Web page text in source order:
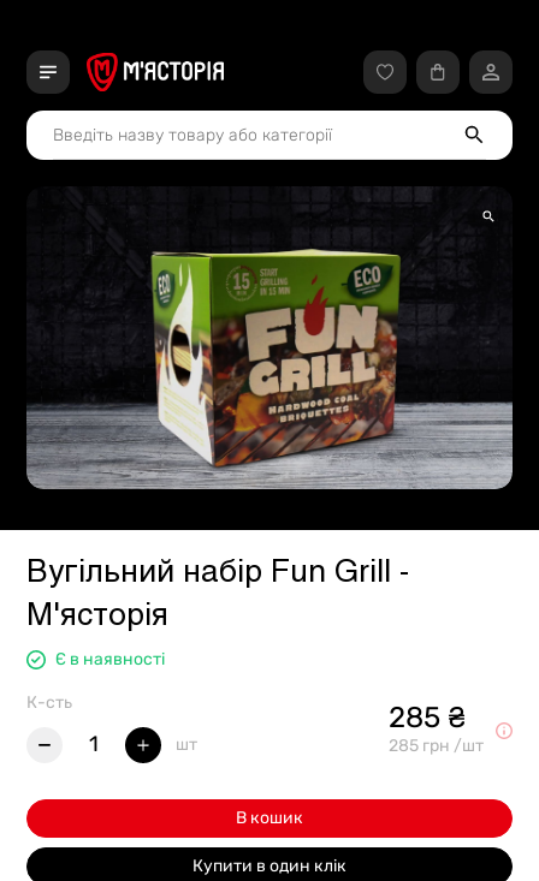
Вугільний набір Fun Grill -
М'ясторія
Є в наявності
К-сть
1 шт
285 ₴
285 грн /шт
В кошик
Купити в один клік